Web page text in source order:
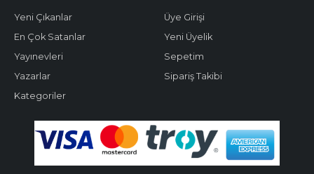
Yeni Çıkanlar
En Çok Satanlar
Yayınevleri
Yazarlar
Kategoriler
Üye Girişi
Yeni Üyelik
Sepetim
Sipariş Takibi